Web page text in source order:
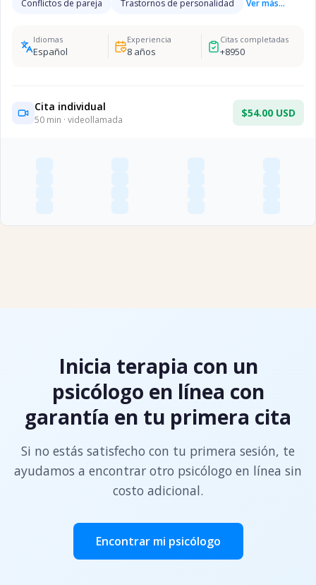
Conflictos de pareja Trastornos de personalidad Ver más...
Idiomas
Español
Experiencia
8años
Citas completadas
+8950
Cita individual
50 min · videollamada
$54.00 USD
Inicia terapia con un
psicólogo en línea con
garantía en tu primera cita
Si no estás satisfecho con tu primera sesión, te
ayudamos a encontrar otro psicólogo en línea sin
costo adicional.
Encontrar mi psicólogo